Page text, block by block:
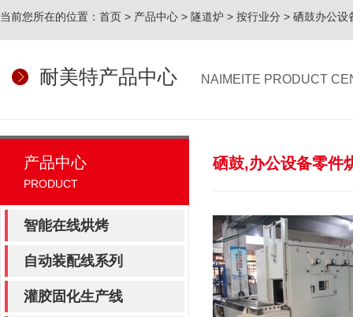
当前您所在的位置： 首页 > 产品中心 > 隧道炉 > 按行业分 > 硒鼓办公设
耐美特产品中心 NAIMEITE PRODUCT
产品中心
PRODUCT
智能在线烘烤
自动装配线系列
灌胶固化生产线
硒鼓,办公设备零件